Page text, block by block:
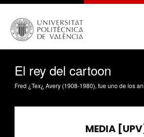
El rey del cartoon